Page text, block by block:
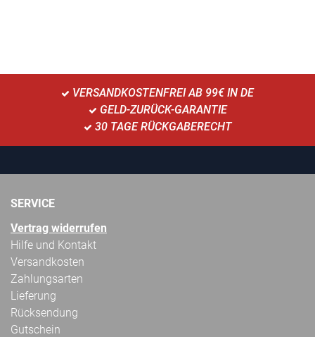
VERSANDKOSTENFREI AB 99€ IN DE
GELD-ZURÜCK-GARANTIE
30 TAGE RÜCKGABERECHT
SERVICE
Vertrag widerrufen
Hilfe und Kontakt
Versandkosten
Zahlungsarten
Lieferung
Rücksendung
Gutschein